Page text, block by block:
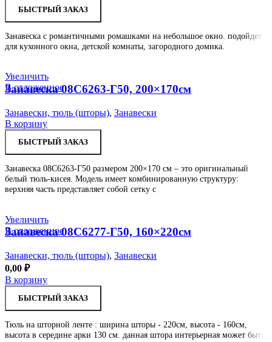
БЫСТРЫЙ ЗАКАЗ
Занавеска с романтичными ромашками на небольшое окно. подойдет
для кухонного окна, детской комнаты, загородного домика.
Увеличить
В отложенное
Занавеска 08С6263-Г50, 200×170см
Занавески, тюль (шторы), Занавески
В корзину
БЫСТРЫЙ ЗАКАЗ
Занавеска 08С6263-Г50 размером 200×170 см – это оригинальный
белый тюль-кисея. Модель имеет комбинированную структуру:
верхняя часть представляет собой сетку с
Увеличить
В отложенное
Занавеска 08С6277-Г50, 160×220см
Занавески, тюль (шторы), Занавески
0,00 ₽
В корзину
БЫСТРЫЙ ЗАКАЗ
Тюль на шторной ленте : ширина шторы - 220см, высота - 160см,
высота в середине арки 130 см. данная штора интерьерная может быть